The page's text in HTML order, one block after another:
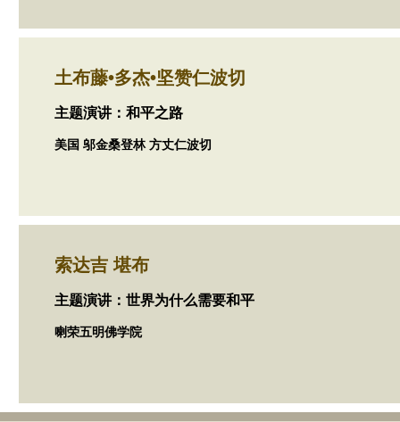
土布藤•多杰•坚赞仁波切
主题演讲：和平之路
美国 邬金桑登林 方丈仁波切
索达吉 堪布
主题演讲：世界为什么需要和平
喇荣五明佛学院